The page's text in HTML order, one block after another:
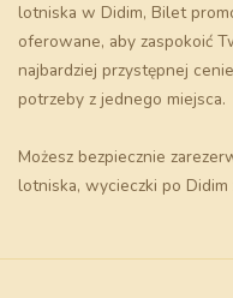
lotniska w Didim, Bilet
oferowane, aby zaspokoić
najbardziej przystępnej
potrzeby z jednego miejsca.
Możesz bezpiecznie
lotniska, wycieczki po